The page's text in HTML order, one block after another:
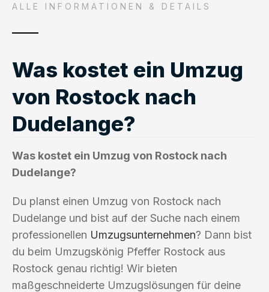
ALLE INFORMATIONEN & DETAILS
Was kostet ein Umzug
von Rostock nach
Dudelange?
Was kostet ein Umzug von Rostock nach
Dudelange?
Du planst einen Umzug von Rostock nach
Dudelange und bist auf der Suche nach einem
professionellen Umzugsunternehmen? Dann bist
du beim Umzugskönig Pfeffer Rostock aus
Rostock genau richtig! Wir bieten
maßgeschneiderte Umzugslösungen für deine